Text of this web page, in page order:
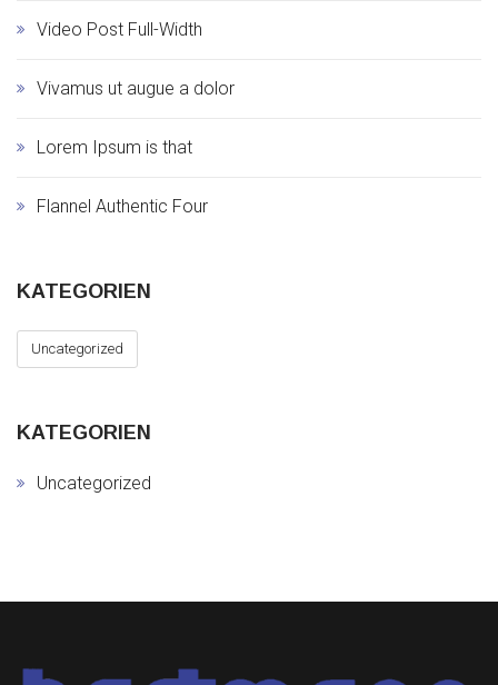
Video Post Full-Width
Vivamus ut augue a dolor
Lorem Ipsum is that
Flannel Authentic Four
KATEGORIEN
Uncategorized
KATEGORIEN
Uncategorized